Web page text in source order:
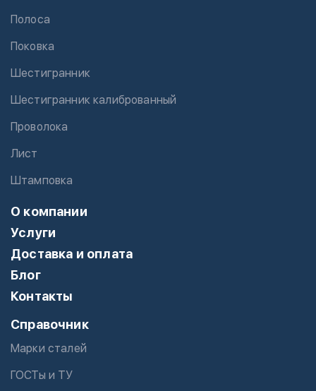
Полоса
Поковка
Шестигранник
Шестигранник калиброванный
Проволока
Лист
Штамповка
О компании
Услуги
Доставка и оплата
Блог
Контакты
Справочник
Марки сталей
ГОСТы и ТУ